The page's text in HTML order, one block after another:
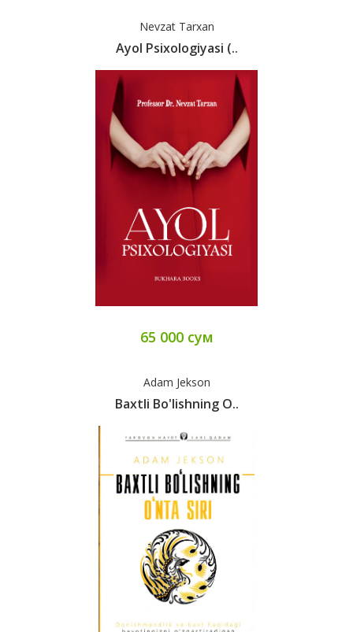
Nevzat Tarxan
Ayol Psixologiyasi (..
65 000 сум
Adam Jekson
Baxtli Bo'lishning O..